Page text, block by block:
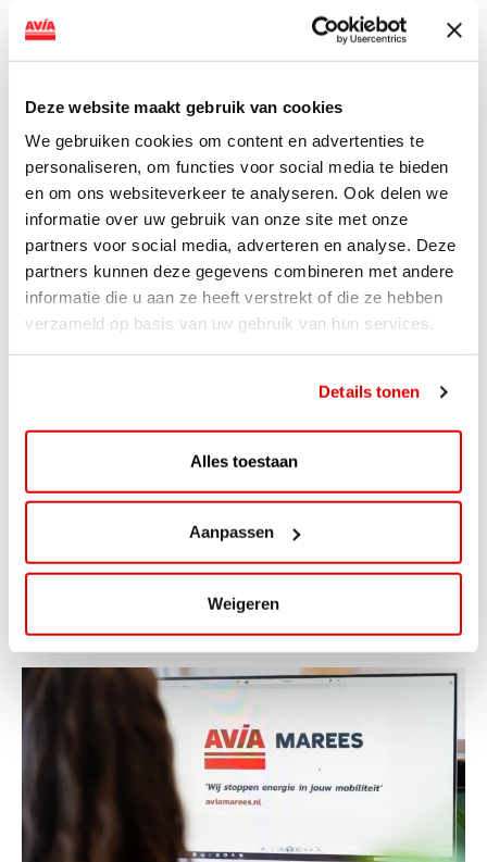
Deze website maakt gebruik van cookies
We gebruiken cookies om content en advertenties te
personaliseren, om functies voor social media te bieden
en om ons websiteverkeer te analyseren. Ook delen we
informatie over uw gebruik van onze site met onze
partners voor social media, adverteren en analyse. Deze
partners kunnen deze gegevens combineren met andere
informatie die u aan ze heeft verstrekt of die ze hebben
verzameld op basis van uw gebruik van hun services.
Details tonen
Alles toestaan
Aanpassen
Weigeren
AVIA VOLT en Fletcher Hotels starten landelijke uitrol
van DC-snellaadinfrastructuur AVIA VOLT en...
ACTIE
ViaLuxury Hotels
Toe aan een ontspannen nachtje...